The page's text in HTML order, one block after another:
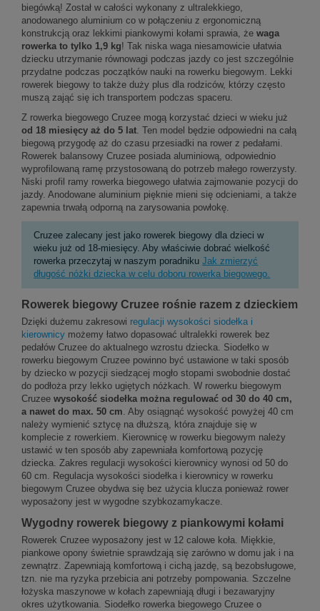
biegówką! Został w całości wykonany z ultralekkiego,
anodowanego aluminium co w połączeniu z ergonomiczną
konstrukcją oraz lekkimi piankowymi kołami sprawia, że waga
rowerka to tylko 1,9 kg! Tak niska waga niesamowicie ułatwia
dziecku utrzymanie równowagi podczas jazdy co jest szczególnie
przydatne podczas początków nauki na rowerku biegowym. Lekki
rowerek biegowy to także duży plus dla rodziców, którzy często
muszą zająć się ich transportem podczas spaceru.
Z rowerka biegowego Cruzee mogą korzystać dzieci w wieku już
od 18 miesięcy aż do 5 lat. Ten model będzie odpowiedni na całą
biegową przygodę aż do czasu przesiadki na rower z pedałami.
Rowerek balansowy Cruzee posiada aluminiową, odpowiednio
wyprofilowaną ramę przystosowaną do potrzeb małego rowerzysty.
Niski profil ramy rowerka biegowego ułatwia zajmowanie pozycji do
jazdy. Anodowane aluminium pięknie mieni się odcieniami, a także
zapewnia trwałą odporną na zarysowania powłokę.
Cruzee zalecany jest jako rowerek biegowy dla dzieci w
wieku już od 18-miesięcy. Aby właściwie dobrać wielkość
rowerka przeczytaj w naszym poradnikuJak zmierzyć
długość nóżki dziecka w celu doboru rowerka biegowego.
Rowerek biegowy Cruzee rośnie razem z dzieckiem
Dzięki dużemu zakresowi regulacji wysokości siodełka i
kierownicy możemy łatwo dopasować ultralekki rowerek bez
pedałów Cruzee do aktualnego wzrostu dziecka. Siodełko w
rowerku biegowym Cruzee powinno być ustawione w taki sposób
by dziecko w pozycji siedzącej mogło stopami swobodnie dostać
do podłoża przy lekko ugiętych nóżkach. W rowerku biegowym
Cruzee wysokość siodełka można regulować od 30 do 40 cm,
a nawet do max. 50 cm. Aby osiągnąć wysokość powyżej 40 cm
należy wymienić sztycę na dłuższą, która znajduje się w
komplecie z rowerkiem. Kierownicę w rowerku biegowym należy
ustawić w ten sposób aby zapewniała komfortową pozycję
dziecka. Zakres regulacji wysokości kierownicy wynosi od 50 do
60 cm. Regulacja wysokości siodełka i kierownicy w rowerku
biegowym Cruzee obydwa się bez użycia klucza ponieważ rower
wyposażony jest w wygodne szybkozamykacze.
Wygodny rowerek biegowy z piankowymi kołami
Rowerek Cruzee wyposażony jest w 12 calowe koła. Miękkie,
piankowe opony świetnie sprawdzają się zarówno w domu jak i na
zewnątrz. Zapewniają komfortową i cichą jazdę, są bezobsługowe,
tzn. nie ma ryzyka przebicia ani potrzeby pompowania. Szczelne
łożyska maszynowe w kołach zapewniają długi i bezawaryjny
okres użytkowania. Siodełko rowerka biegowego Cruzee o